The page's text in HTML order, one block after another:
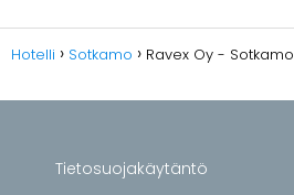
Hotelli Sotkamo Ravex Oy - Sotkamo
Tietosuojakäytäntö